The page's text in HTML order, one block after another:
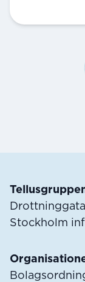
Stockholm